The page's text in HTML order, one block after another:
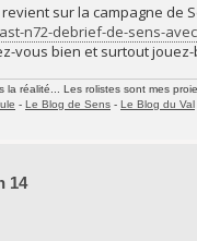
sur la campagne de
n72-debrief-de-sens-
vous bien et surtout
réalité... Les rolistes sont mes
- Le Blog de Sens - Le Blog du Val
14